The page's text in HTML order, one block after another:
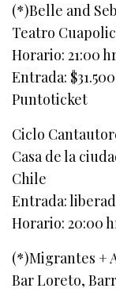
(*)Belle and
Teatro
Horario: 21:00
Entrada:
Puntoticket
Ciclo
Casa de la
Chile
Entrada:
Horario: 20:00
(*)Migrantes +
Bar Loreto,